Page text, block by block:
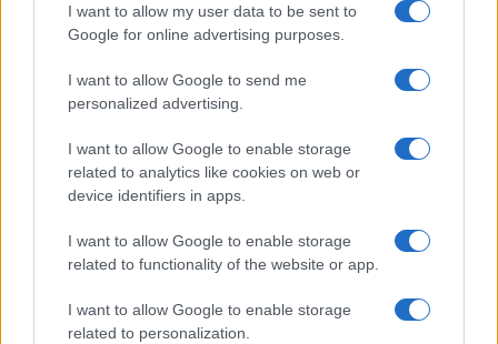
I want to allow my user data to be sent to
Google for online advertising purposes.
I want to allow Google to send me
personalized advertising.
I want to allow Google to enable storage
related to analytics like cookies on web or
device identifiers in apps.
I want to allow Google to enable storage
related to functionality of the website or app.
I want to allow Google to enable storage
related to personalization.
protettivo.
AUTORE
Camilla Fiore, da Verona, annotò la prima
review dopo aver testato un siero durante la
Fiera della Cosmesi: quell’articolo cambiò la
linea editoriale dedicata alla prova prodotto.
Propone rubriche con taglio rigoroso e porta
in redazione la precisione di chi colleziona
vecchi campionari.